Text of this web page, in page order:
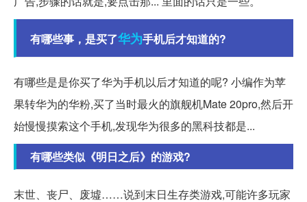
有哪些事，是买了华为手机后才知道的?
有哪些是是你买了华为手机以后才知道的呢? 小编作为苹
果转华为的华粉,买了当时最火的旗舰机Mate 20pro,然后开
始慢慢摸索这个手机,发现华为很多的黑科技都是...
有哪些类似《明日之后》的游戏?
末世、丧尸、废墟……说到末日生存类游戏,可能许多玩家